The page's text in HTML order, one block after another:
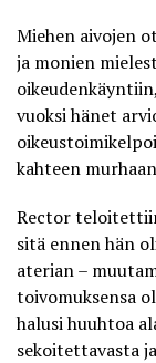
Miehen aivojen
ja monien
vuoksi hänet
kahteen
Rector
sitä ennen hän
aterian –
toivomuksensa
halusi huuhtoa
sekoitettavasta